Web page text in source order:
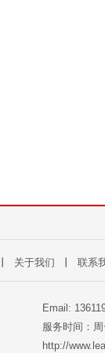
关于我们 联系
Email:
服务时间：
http://